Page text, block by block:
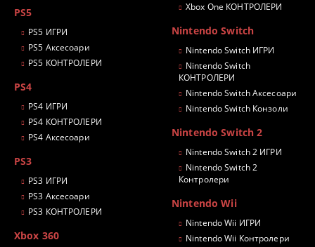
PS5
PS5 ИГРИ
PS5 Аксесоари
PS5 КОНТРОЛЕРИ
PS4
PS4 ИГРИ
PS4 КОНТРОЛЕРИ
PS4 Аксесоари
PS3
PS3 ИГРИ
PS3 Аксесоари
PS3 КОНТРОЛЕРИ
Xbox 360
Xbox One КОНТРОЛЕРИ
Nintendo Switch
Nintendo Switch ИГРИ
Nintendo Switch
КОНТРОЛЕРИ
Nintendo Switch Аксесоари
Nintendo Switch Конзоли
Nintendo Switch 2
Nintendo Switch 2 ИГРИ
Nintendo Switch 2
Контролери
Nintendo Wii
Nintendo Wii ИГРИ
Nintendo Wii Контролери